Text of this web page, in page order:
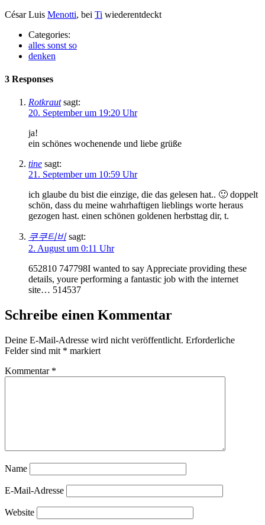
César Luis Menotti, bei Ti wiederentdeckt
Categories:
alles sonst so
denken
3 Responses
Rotkraut sagt:
20. September um 19:20 Uhr
ja!
ein schönes wochenende und liebe grüße
tine sagt:
21. September um 10:59 Uhr
ich glaube du bist die einzige, die das gelesen hat.. 🙂 doppelt
schön, dass du meine wahrhaftigen lieblings worte heraus
gezogen hast. einen schönen goldenen herbsttag dir, t.
쿠쿠티비 sagt:
2. August um 0:11 Uhr
652810 747798I wanted to say Appreciate providing these
details, youre performing a fantastic job with the internet
site… 514537
Schreibe einen Kommentar
Deine E-Mail-Adresse wird nicht veröffentlicht. Erforderliche
Felder sind mit * markiert
Kommentar *
Name
E-Mail-Adresse
Website